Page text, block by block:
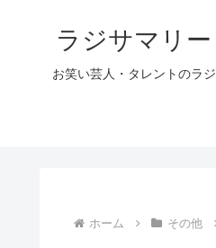
ラジサマリー
お笑い芸人・タレントのラ
ホーム その他